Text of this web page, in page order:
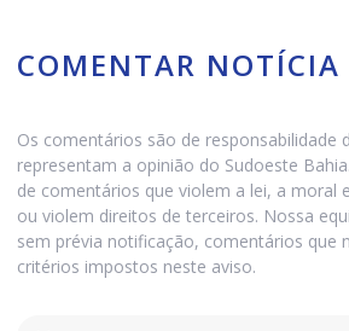
COMENTAR NOTÍCIA
Os comentários são de responsabilidade
representam a opinião do Sudoeste
de comentários que violem a lei, a moral
ou violem direitos de terceiros. Nossa
sem prévia notificação, comentários que
critérios impostos neste aviso.